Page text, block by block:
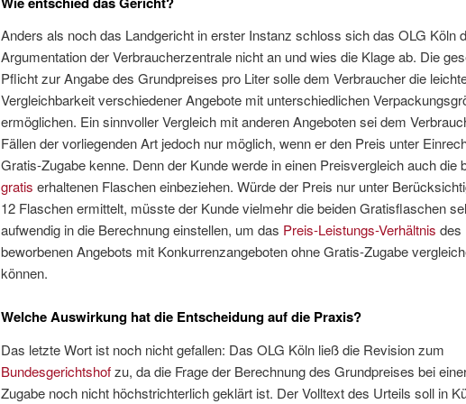
Anders als noch das Landgericht in erster Instanz schloss sich das OLG Köln
Argumentation der Verbraucherzentrale nicht an und wies die Klage ab. Die
Pflicht zur Angabe des Grundpreises pro Liter solle dem Verbraucher die
Vergleichbarkeit verschiedener Angebote mit unterschiedlichen
ermöglichen. Ein sinnvoller Vergleich mit anderen Angeboten sei dem
Fällen der vorliegenden Art jedoch nur möglich, wenn er den Preis unter
Gratis-Zugabe kenne. Denn der Kunde werde in einen Preisvergleich auch die
gratis erhaltenen Flaschen einbeziehen. Würde der Preis nur unter
12 Flaschen ermittelt, müsste der Kunde vielmehr die beiden Gratisflaschen
aufwendig in die Berechnung einstellen, um das Preis-Leistungs-Verhältnis des
beworbenen Angebots mit Konkurrenzangeboten ohne Gratis-Zugabe
können.
Welche Auswirkung hat die Entscheidung auf die Praxis?
Das letzte Wort ist noch nicht gefallen: Das OLG Köln ließ die Revision zum
Bundesgerichtshofzu, da die Frage der Berechnung des Grundpreises bei
Zugabe noch nicht höchstrichterlich geklärt ist. Der Volltext des Urteils soll in